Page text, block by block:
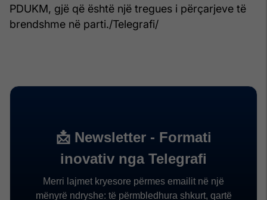
PDUKM, gjë që është një tregues i përçarjeve të
brendshme në parti./Telegrafi/